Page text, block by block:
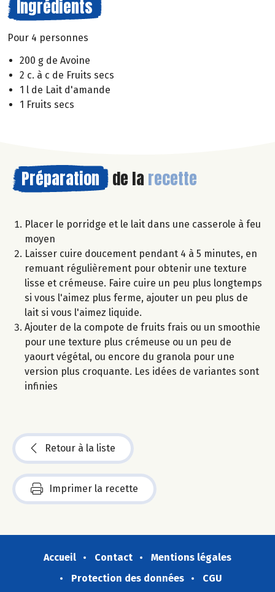
Ingrédients
Pour 4 personnes
200 g de Avoine
2 c. à c de Fruits secs
1 l de Lait d'amande
1 Fruits secs
Préparation de la recette
Placer le porridge et le lait dans une casserole à feu
moyen
Laisser cuire doucement pendant 4 à 5 minutes, en
remuant régulièrement pour obtenir une texture
lisse et crémeuse. Faire cuire un peu plus longtemps
si vous l'aimez plus ferme, ajouter un peu plus de
lait si vous l'aimez liquide.
Ajouter de la compote de fruits frais ou un smoothie
pour une texture plus crémeuse ou un peu de
yaourt végétal, ou encore du granola pour une
version plus croquante. Les idées de variantes sont
infinies
Retour à la liste
Imprimer la recette
Accueil Contact
Mentions légales
Protection des données
CGU